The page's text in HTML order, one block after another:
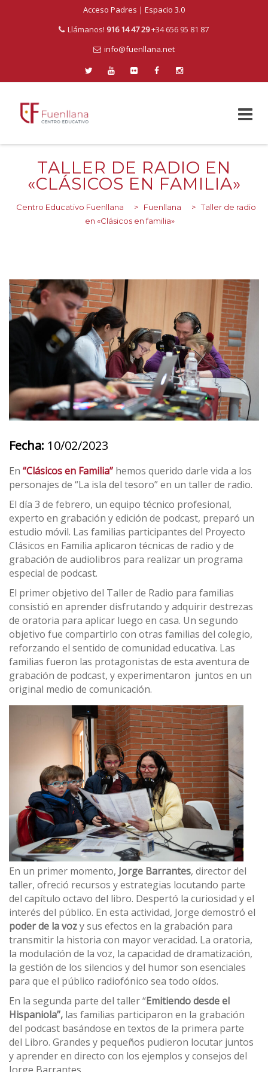
Acceso Padres | Espacio 3.0
Llámanos! 916 14 47 29+34 656 95 81 87
info@fuenllana.net
contentTALLER DE RADIO EN
«CLÁSICOS EN FAMILIA»
Centro Educativo Fuenllana > Fuenllana > Taller de radio
en «Clásicos en familia»
Fecha: 10/02/2023
En “Clásicos en Familia” hemos querido darle vida a los
personajes de “La isla del tesoro” en un taller de radio.
El día 3 de febrero, un equipo técnico profesional,
experto en grabación y edición de podcast, preparó un
estudio móvil. Las familias participantes del Proyecto
Clásicos en Familia aplicaron técnicas de radio y de
grabación de audiolibros para realizar un programa
especial de podcast.
El primer objetivo del Taller de Radio para familias
consistió en aprender disfrutando y adquirir destrezas
de oratoria para aplicar luego en casa. Un segundo
objetivo fue compartirlo con otras familias del colegio,
reforzando el sentido de comunidad educativa. Las
familias fueron las protagonistas de esta aventura de
grabación de podcast, y experimentaron juntos en un
original medio de comunicación.
En un primer momento, Jorge Barrantes, director del
taller, ofreció recursos y estrategias locutando parte
del capítulo octavo del libro. Despertó la curiosidad y el
interés del público. En esta actividad, Jorge demostró el
poder de la vozy sus efectos en la grabación para
transmitir la historia con mayor veracidad. La oratoria,
la modulación de la voz, la capacidad de dramatización,
la gestión de los silencios y del humor son esenciales
para que el público radiofónico sea todo oídos.
En la segunda parte del taller “Emitiendo desde el
Hispaniola”, las familias participaron en la grabación
del podcast basándose en textos de la primera parte
del Libro. Grandes y pequeños pudieron locutar juntos
y aprender en directo con los ejemplos y consejos del
Jorge Barrantes.